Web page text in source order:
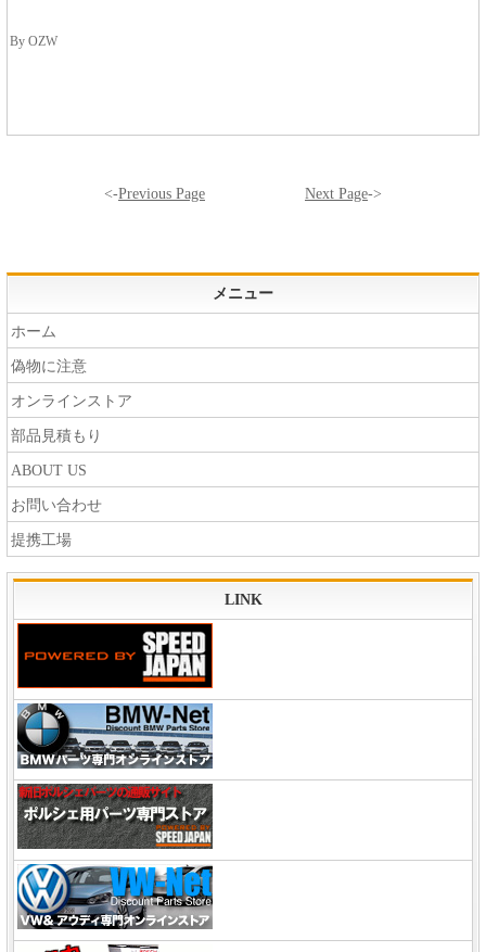
By OZW
<-Previous Page Next Page->
メニュー
ホーム
偽物に注意
オンラインストア
部品見積もり
ABOUT US
お問い合わせ
提携工場
LINK